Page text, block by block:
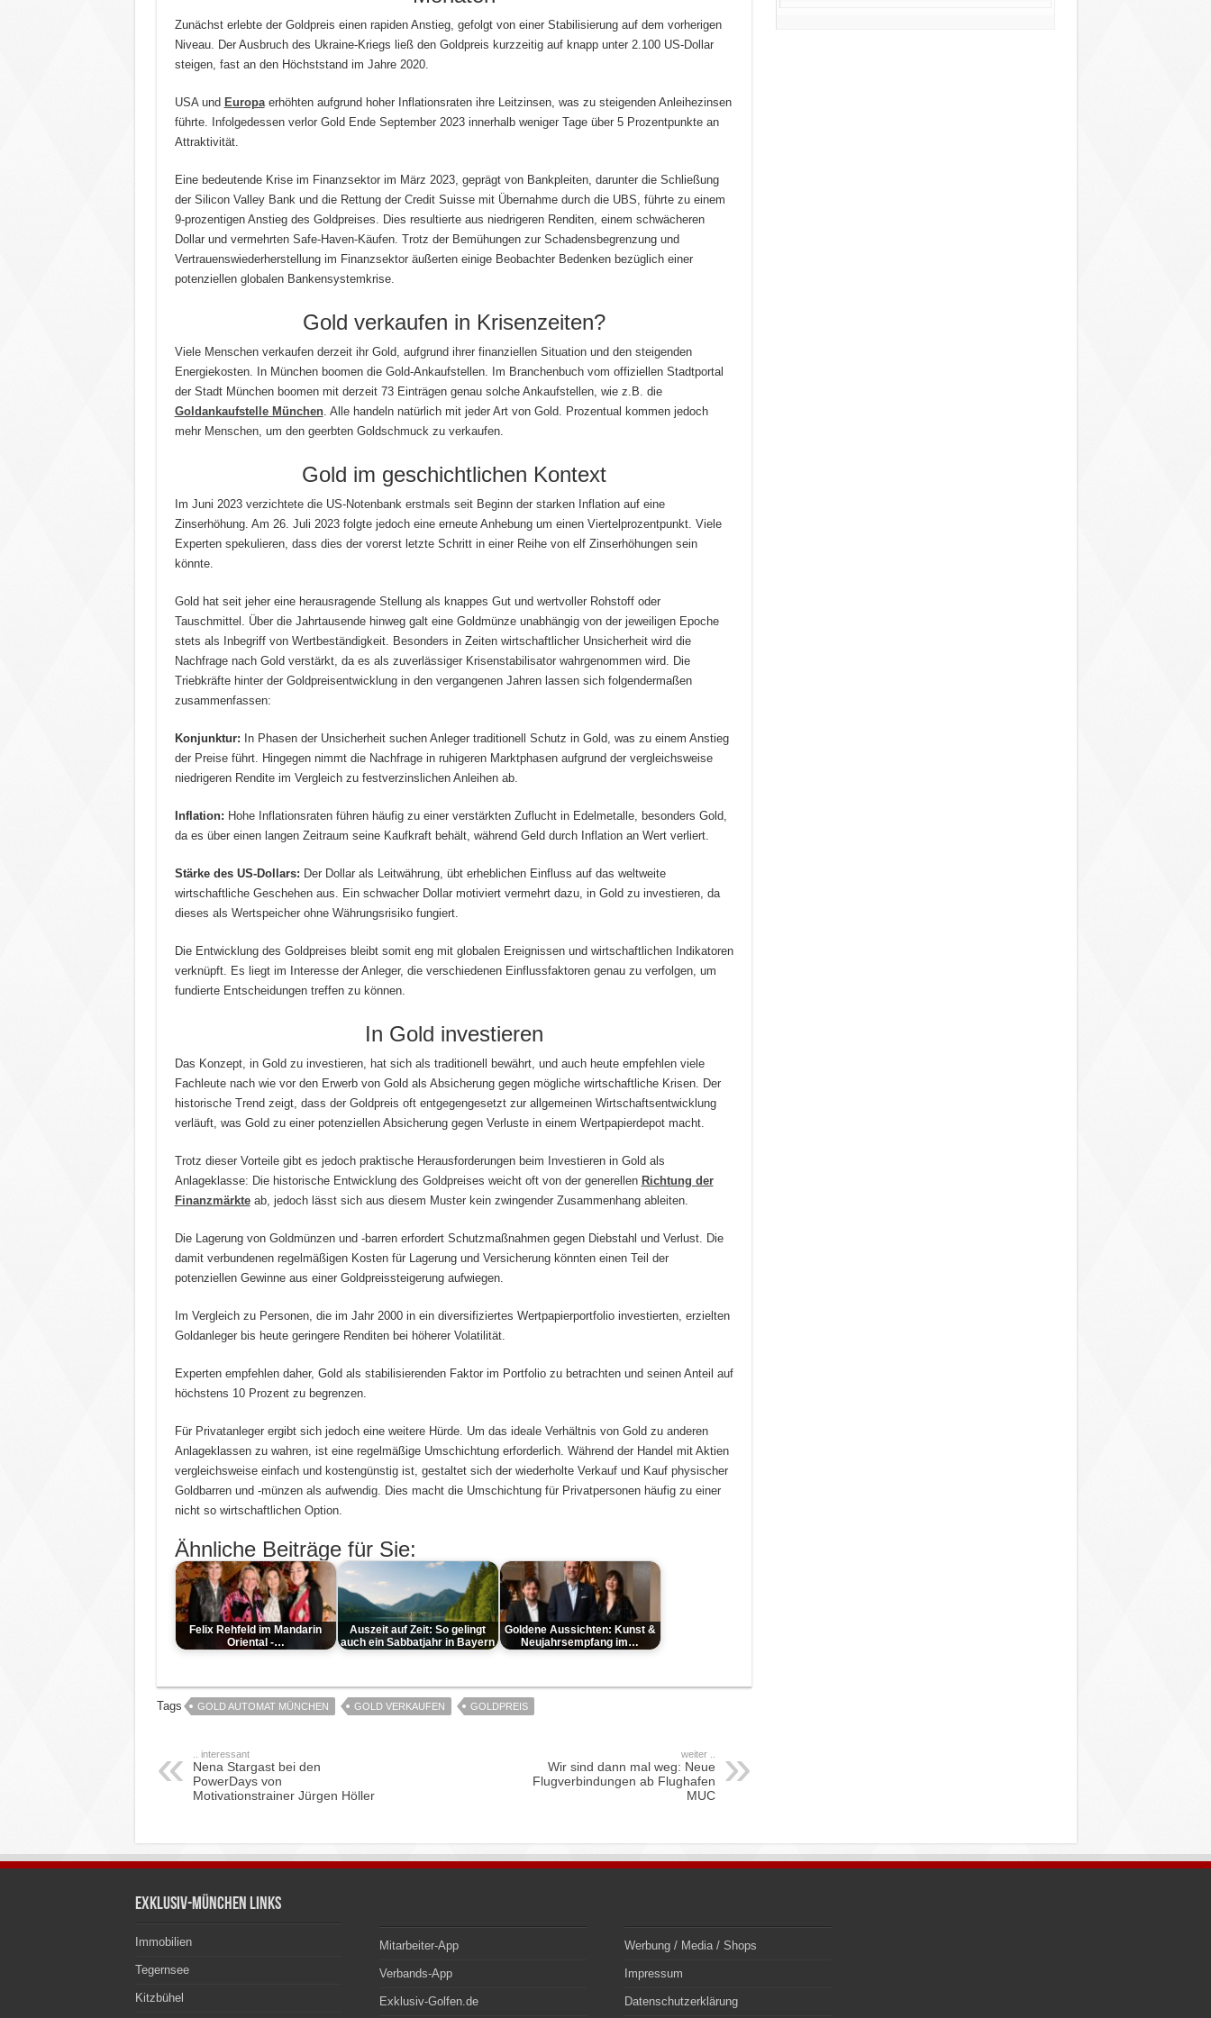
Zunächst erlebte der Goldpreis einen rapiden Anstieg, gefolgt von einer Stabilisierung auf dem vorherigen
Niveau. Der Ausbruch des Ukraine-Kriegs ließ den Goldpreis kurzzeitig auf knapp unter 2.100 US-Dollar
steigen, fast an den Höchststand im Jahre 2020.
USA und Europaerhöhten aufgrund hoher Inflationsraten ihre Leitzinsen, was zu steigenden Anleihezinsen
führte. Infolgedessen verlor Gold Ende September 2023 innerhalb weniger Tage über 5 Prozentpunkte an
Attraktivität.
Eine bedeutende Krise im Finanzsektor im März 2023, geprägt von Bankpleiten, darunter die Schließung
der Silicon Valley Bank und die Rettung der Credit Suisse mit Übernahme durch die UBS, führte zu einem
9-prozentigen Anstieg des Goldpreises. Dies resultierte aus niedrigeren Renditen, einem schwächeren
Dollar und vermehrten Safe-Haven-Käufen. Trotz der Bemühungen zur Schadensbegrenzung und
Vertrauenswiederherstellung im Finanzsektor äußerten einige Beobachter Bedenken bezüglich einer
potenziellen globalen Bankensystemkrise.
Gold verkaufen in Krisenzeiten?
Viele Menschen verkaufen derzeit ihr Gold, aufgrund ihrer finanziellen Situation und den steigenden
Energiekosten. In München boomen die Gold-Ankaufstellen. Im Branchenbuch vom offiziellen Stadtportal
der Stadt München boomen mit derzeit 73 Einträgen genau solche Ankaufstellen, wie z.B. die
Goldankaufstelle München. Alle handeln natürlich mit jeder Art von Gold. Prozentual kommen jedoch
mehr Menschen, um den geerbten Goldschmuck zu verkaufen.
Gold im geschichtlichen Kontext
Im Juni 2023 verzichtete die US-Notenbank erstmals seit Beginn der starken Inflation auf eine
Zinserhöhung. Am 26. Juli 2023 folgte jedoch eine erneute Anhebung um einen Viertelprozentpunkt. Viele
Experten spekulieren, dass dies der vorerst letzte Schritt in einer Reihe von elf Zinserhöhungen sein
könnte.
Gold hat seit jeher eine herausragende Stellung als knappes Gut und wertvoller Rohstoff oder
Tauschmittel. Über die Jahrtausende hinweg galt eine Goldmünze unabhängig von der jeweiligen Epoche
stets als Inbegriff von Wertbeständigkeit. Besonders in Zeiten wirtschaftlicher Unsicherheit wird die
Nachfrage nach Gold verstärkt, da es als zuverlässiger Krisenstabilisator wahrgenommen wird. Die
Triebkräfte hinter der Goldpreisentwicklung in den vergangenen Jahren lassen sich folgendermaßen
zusammenfassen:
Konjunktur: In Phasen der Unsicherheit suchen Anleger traditionell Schutz in Gold, was zu einem Anstieg
der Preise führt. Hingegen nimmt die Nachfrage in ruhigeren Marktphasen aufgrund der vergleichsweise
niedrigeren Rendite im Vergleich zu festverzinslichen Anleihen ab.
Inflation: Hohe Inflationsraten führen häufig zu einer verstärkten Zuflucht in Edelmetalle, besonders Gold,
da es über einen langen Zeitraum seine Kaufkraft behält, während Geld durch Inflation an Wert verliert.
Stärke des US-Dollars: Der Dollar als Leitwährung, übt erheblichen Einfluss auf das weltweite
wirtschaftliche Geschehen aus. Ein schwacher Dollar motiviert vermehrt dazu, in Gold zu investieren, da
dieses als Wertspeicher ohne Währungsrisiko fungiert.
Die Entwicklung des Goldpreises bleibt somit eng mit globalen Ereignissen und wirtschaftlichen Indikatoren
verknüpft. Es liegt im Interesse der Anleger, die verschiedenen Einflussfaktoren genau zu verfolgen, um
fundierte Entscheidungen treffen zu können.
In Gold investieren
Das Konzept, in Gold zu investieren, hat sich als traditionell bewährt, und auch heute empfehlen viele
Fachleute nach wie vor den Erwerb von Gold als Absicherung gegen mögliche wirtschaftliche Krisen. Der
historische Trend zeigt, dass der Goldpreis oft entgegengesetzt zur allgemeinen Wirtschaftsentwicklung
verläuft, was Gold zu einer potenziellen Absicherung gegen Verluste in einem Wertpapierdepot macht.
Trotz dieser Vorteile gibt es jedoch praktische Herausforderungen beim Investieren in Gold als
Anlageklasse: Die historische Entwicklung des Goldpreises weicht oft von der generellen Richtung der
Finanzmärkteab, jedoch lässt sich aus diesem Muster kein zwingender Zusammenhang ableiten.
Die Lagerung von Goldmünzen und -barren erfordert Schutzmaßnahmen gegen Diebstahl und Verlust. Die
damit verbundenen regelmäßigen Kosten für Lagerung und Versicherung könnten einen Teil der
potenziellen Gewinne aus einer Goldpreissteigerung aufwiegen.
Im Vergleich zu Personen, die im Jahr 2000 in ein diversifiziertes Wertpapierportfolio investierten, erzielten
Goldanleger bis heute geringere Renditen bei höherer Volatilität.
Experten empfehlen daher, Gold als stabilisierenden Faktor im Portfolio zu betrachten und seinen Anteil auf
höchstens 10 Prozent zu begrenzen.
Für Privatanleger ergibt sich jedoch eine weitere Hürde. Um das ideale Verhältnis von Gold zu anderen
Anlageklassen zu wahren, ist eine regelmäßige Umschichtung erforderlich. Während der Handel mit Aktien
vergleichsweise einfach und kostengünstig ist, gestaltet sich der wiederholte Verkauf und Kauf physischer
Goldbarren und -münzen als aufwendig. Dies macht die Umschichtung für Privatpersonen häufig zu einer
nicht so wirtschaftlichen Option.
Ähnliche Beiträge für Sie:
Felix Rehfeld im Mandarin
Oriental -…
Auszeit auf Zeit: So gelingt
auch ein Sabbatjahr in Bayern
Goldene Aussichten: Kunst &
Neujahrsempfang im…
Tags GOLD AUTOMAT MÜNCHEN GOLD VERKAUFEN GOLDPREIS
.. interessant
Nena Stargast bei den
PowerDays von
Motivationstrainer Jürgen Höller
weiter ..
Wir sind dann mal weg: Neue
Flugverbindungen ab Flughafen
MUC
Exklusiv-München Links
Immobilien
Tegernsee
Kitzbühel
Mitarbeiter-App
Verbands-App
Exklusiv-Golfen.de
Werbung / Media / Shops
Impressum
Datenschutzerklärung